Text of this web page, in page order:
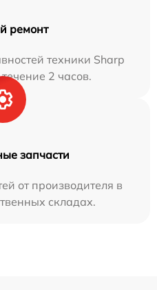
ремонт
техники Sharp
2 часов.
запчасти
от производителя в
складах.